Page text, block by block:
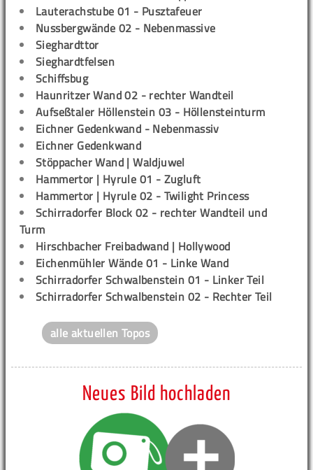
Lauterachstube 01 - Pusztafeuer
Nussbergwände 02 - Nebenmassive
Sieghardttor
Sieghardtfelsen
Schiffsbug
Haunritzer Wand 02 - rechter Wandteil
Aufseßtaler Höllenstein 03 - Höllensteinturm
Eichner Gedenkwand - Nebenmassiv
Eichner Gedenkwand
Stöppacher Wand | Waldjuwel
Hammertor | Hyrule 01 - Zugluft
Hammertor | Hyrule 02 - Twilight Princess
Schirradorfer Block 02 - rechter Wandteil und
Turm
Hirschbacher Freibadwand | Hollywood
Eichenmühler Wände 01 - Linke Wand
Schirradorfer Schwalbenstein 01 - Linker Teil
Schirradorfer Schwalbenstein 02 - Rechter Teil
alle aktuellen Topos
Neues Bild hochladen